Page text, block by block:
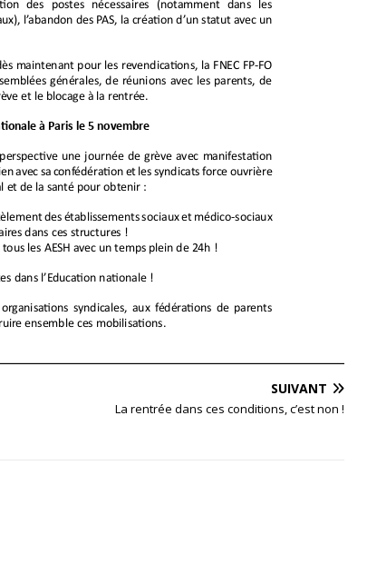
SUIVANT
La rentrée dans ces conditions, c’est non !